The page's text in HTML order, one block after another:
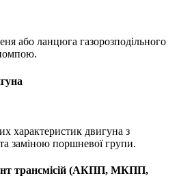
або ланцюга газорозподільного
характеристик двигуна з
заміною поршневої групи.
трансмісій (АКПП, МКПП,